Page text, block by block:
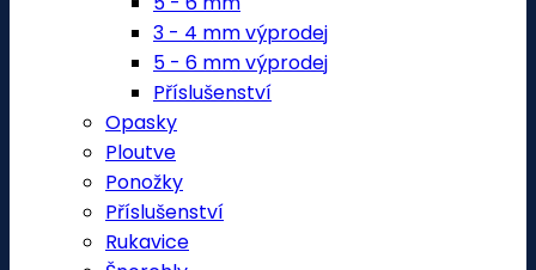
3 - 4 mm výprodej
5 - 6 mm výprodej
Příslušenství
Opasky
Ploutve
Ponožky
Příslušenství
Rukavice